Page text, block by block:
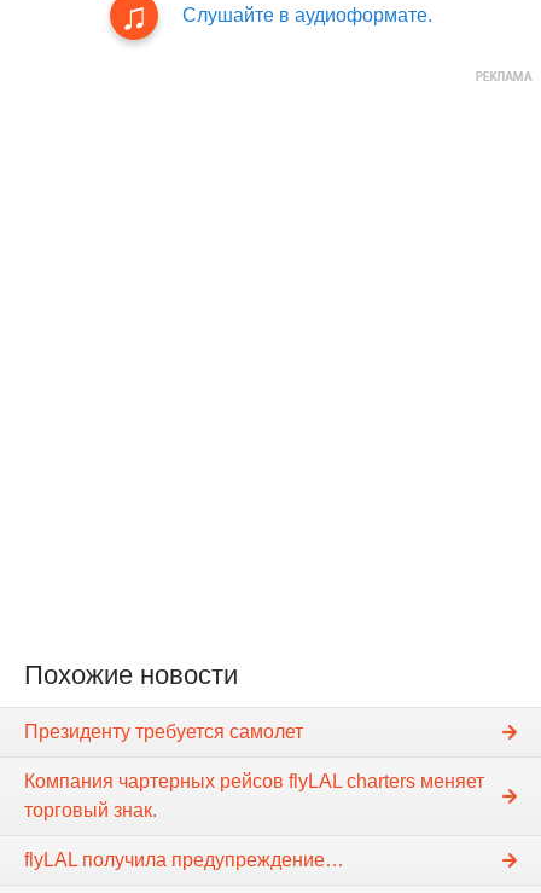
Слушайте в аудиоформате.
Похожие новости
Президенту требуется самолет
Компания чартерных рейсов flyLAL charters меняет
торговый знак.
flyLAL получила предупреждение…